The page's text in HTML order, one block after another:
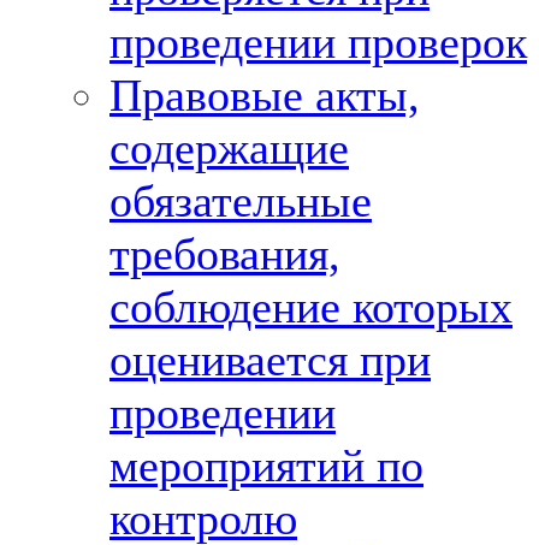
проведении проверок
Правовые акты,
содержащие
обязательные
требования,
соблюдение которых
оценивается при
проведении
мероприятий по
контролю